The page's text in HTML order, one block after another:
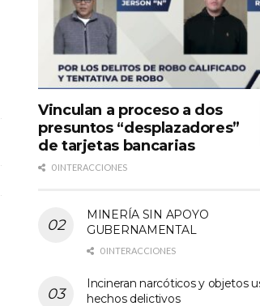
Vinculan a proceso a dos
presuntos “desplazadores”
de tarjetas bancarias
0 INTERACCIONES
MINERÍA SIN APOYO
GUBERNAMENTAL
0 INTERACCIONES
Incineran narcóticos y objetos
hechos delictivos